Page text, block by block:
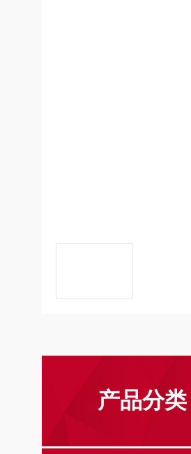
产品分类